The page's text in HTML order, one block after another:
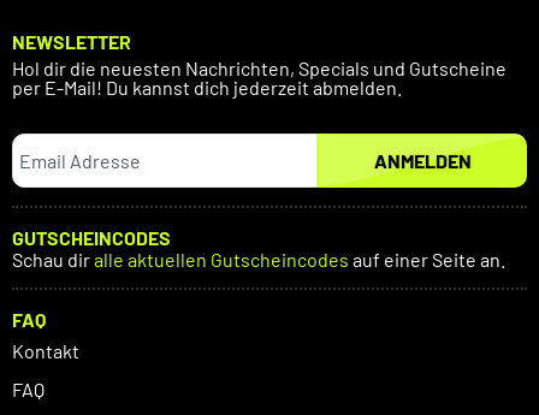
NEWSLETTER
Hol dir die neuesten Nachrichten, Specials und Gutscheine
per E-Mail! Du kannst dich jederzeit abmelden.
ANMELDEN
GUTSCHEINCODES
Schau diralle aktuellen Gutscheincodes auf einer Seite an.
FAQ
Kontakt
FAQ